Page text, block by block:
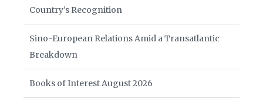
Country’s Recognition
Sino-European Relations Amid a Transatlantic
Breakdown
Books of Interest August 2026